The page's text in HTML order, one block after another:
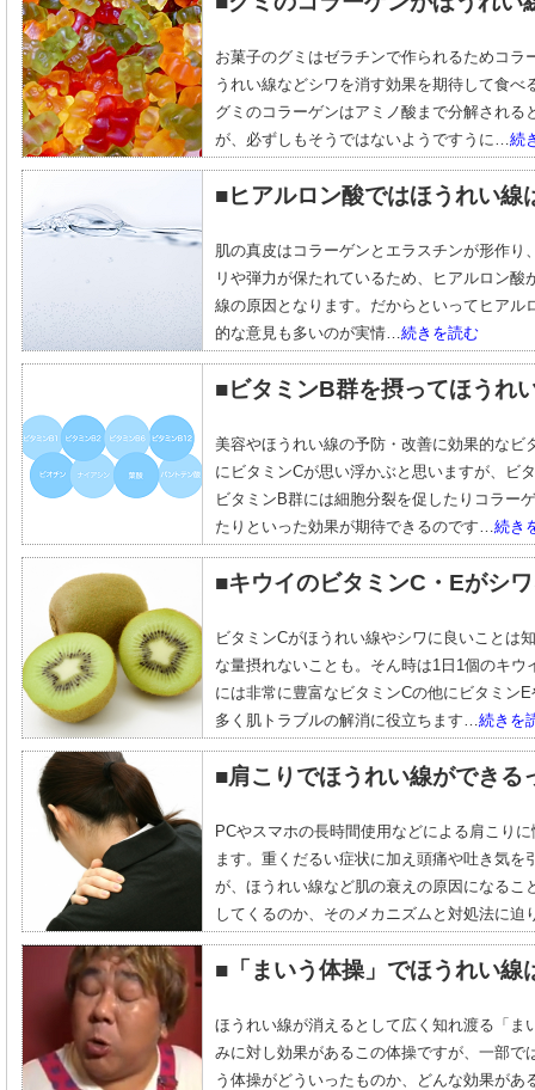
お菓子のグミはゼラチンで作られるためコラ
うれい線などシワを消す効果を期待して食
グミのコラーゲンはアミノ酸まで分解される
が、必ずしもそうではないようですうに…続
■ヒアルロン酸ではほうれい線
肌の真皮はコラーゲンとエラスチンが形作り
リや弾力が保たれているため、ヒアルロン
線の原因となります。だからといってヒアル
的な意見も多いのが実情…続きを読む
■ビタミンB群を摂ってほうれ
美容やほうれい線の予防・改善に効果的なビ
にビタミンCが思い浮かぶと思いますが、ビ
ビタミンB群には細胞分裂を促したりコラー
たりといった効果が期待できるのです…続き
■キウイのビタミンC・Eがシ
ビタミンCがほうれい線やシワに良いことは
な量摂れないことも。そん時は1日1個のキ
には非常に豊富なビタミンCの他にビタミン
多く肌トラブルの解消に役立ちます…続きを
■肩こりでほうれい線ができる
PCやスマホの長時間使用などによる肩こり
ます。重くだるい症状に加え頭痛や吐き気
が、ほうれい線など肌の衰えの原因になるこ
してくるのか、そのメカニズムと対処法に
■「まいう体操」でほうれい線
ほうれい線が消えるとして広く知れ渡る「ま
みに対し効果があるこの体操ですが、一部で
う体操がどういったものか、どんな効果が